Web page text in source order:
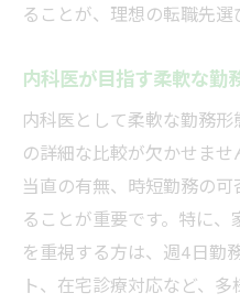
ることが、理想の転職先選
内科医が目指す柔軟な勤
内科医として柔軟な勤務
の詳細な比較が欠かせま
当直の有無、時短勤務の
ることが重要です。特に
を重視する方は、週4日勤
ト、在宅診療対応など、